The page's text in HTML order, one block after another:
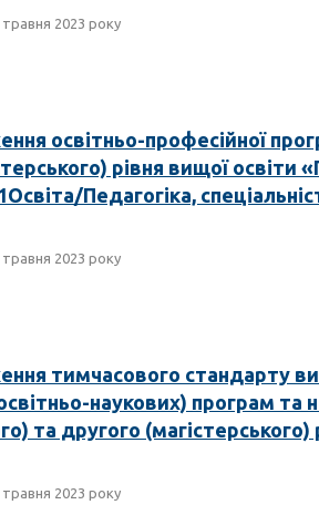
2023 року
освітньо-професійної
рівня вищої освіти
Педагогіка,
2023 року
тимчасового стандарту
наукових) програм та
та другого (магістерського)
2023 року